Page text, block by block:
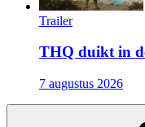
Trailer
THQ duikt in
7 augustus 2026